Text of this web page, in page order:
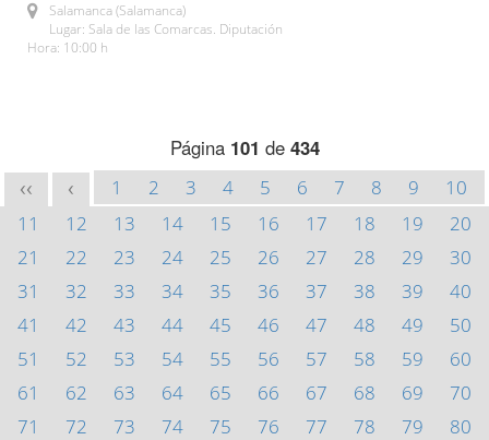
Salamanca (Salamanca)
Lugar: Sala de las Comarcas. Diputación
Hora: 10:00 h
Página 101 de 434
<< < 1 2 3 4 5 6 7 8 9
10
11
12 13 14 15 16 17 18 19
20
21
22 23 24 25 26 27 28 29
30
31
32 33 34 35 36 37 38 39
40
41
42 43 44 45 46 47 48 49
50
51
52 53 54 55 56 57 58 59
60
61
62 63 64 65 66 67 68 69
70
71
72 73 74 75 76 77 78 79
80